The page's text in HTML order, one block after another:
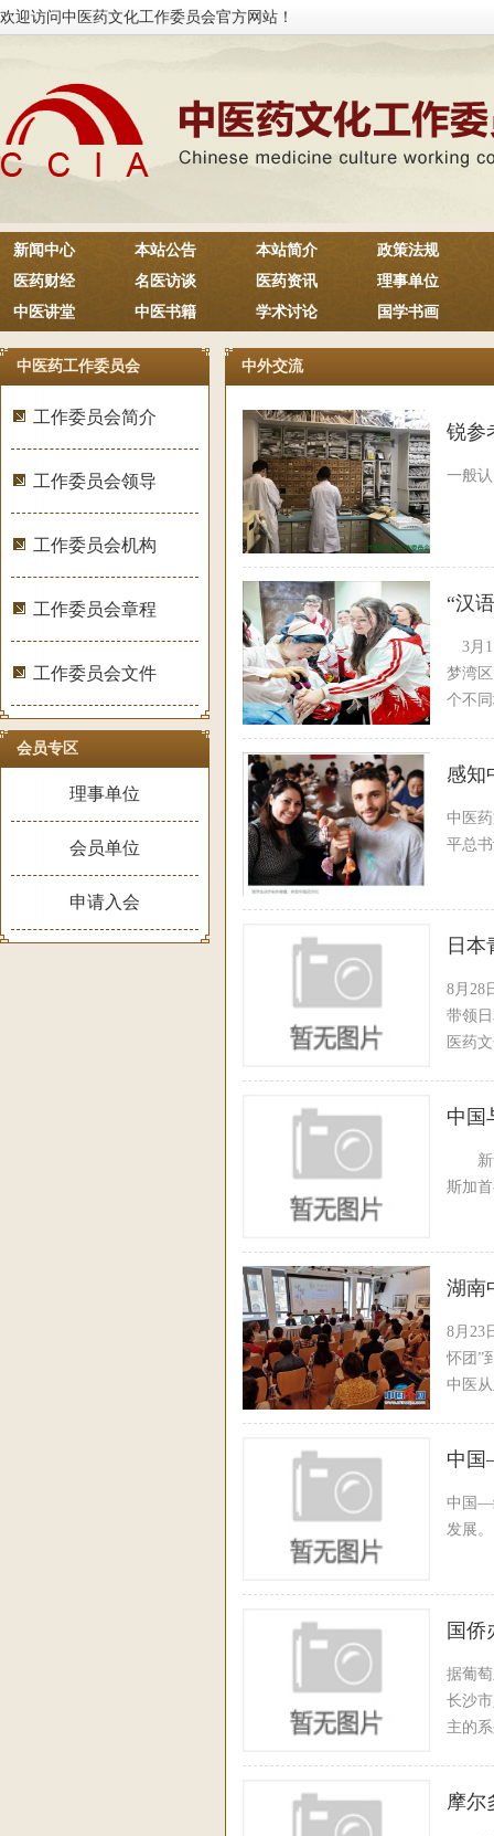
欢迎访问中医药文化工作委员会官方网站！
新闻中心 本站公告 本站简介
政策法规
医药财经
名医访谈 医药资讯
理事单位
中医讲堂
中医书籍 学术讨论 国学书画
中医药工作委员会
工作委员会简介
工作委员会领导
工作委员会机构
工作委员会章程
工作委员会文件
会员专区
理事单位
会员单位
申请入会
中外交流
锐参
一般
“汉
3月
梦湾
个不
感知
中医
平总
日
8月28
带领
医药
中国
新华
斯加
湖南
8月23
怀团”
中医
中国
中国—
发展。
国侨
据葡
长沙
主的
摩尔